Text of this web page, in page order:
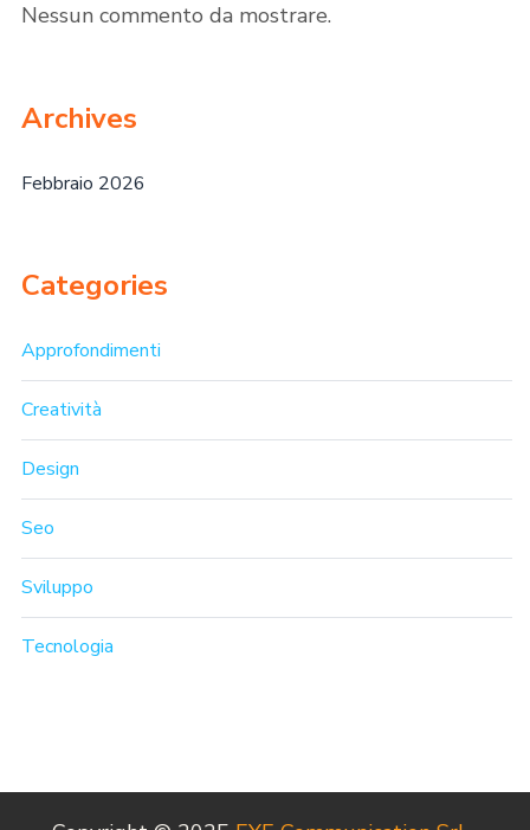
Nessun commento da mostrare.
Archives
Febbraio 2026
Categories
Approfondimenti
Creatività
Design
Seo
Sviluppo
Tecnologia